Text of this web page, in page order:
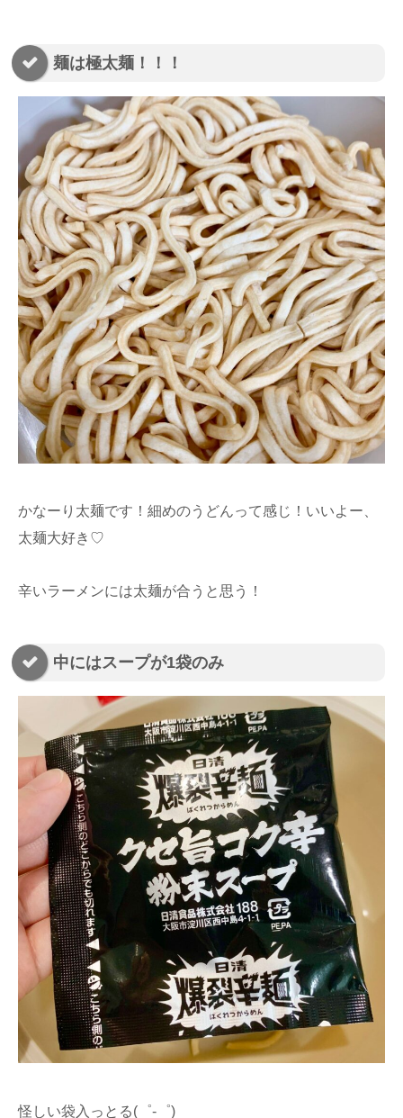
麺は極太麺！！！
かなーり太麺です！細めのうどんって感じ！いいよー、
太麺大好き♡
辛いラーメンには太麺が合うと思う！
中にはスープが1袋のみ
怪しい袋入っとる(゜-゜)